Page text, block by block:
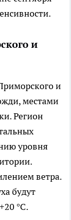
и
и
местами
Регион
уровня
ветра.
будут
°C.